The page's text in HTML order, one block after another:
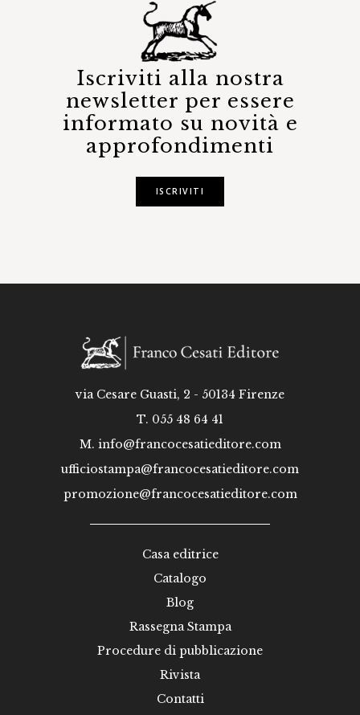
Iscriviti alla nostra
newsletter per essere
informato su novità e
approfondimenti
ISCRIVITI
via Cesare Guasti, 2 - 50134 Firenze
T. 055 48 64 41
M. info@francocesatieditore.com
ufficiostampa@francocesatieditore.com
promozione@francocesatieditore.com
Casa editrice
Catalogo
Blog
Rassegna Stampa
Procedure di pubblicazione
Rivista
Contatti